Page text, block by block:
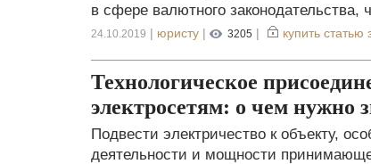
в сфере валютного законодательства,
24.10.2019 | юристу | 3205 | купить статью
Технологическое
электросетям: о чем нужно
Подвести электричество к объекту,
деятельности и мощности